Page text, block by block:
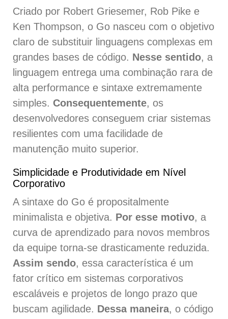
Criado por Robert Griesemer, Rob Pike e
Ken Thompson, o Go nasceu com o objetivo
claro de substituir linguagens complexas em
grandes bases de código. Nesse sentido, a
linguagem entrega uma combinação rara de
alta performance e sintaxe extremamente
simples. Consequentemente, os
desenvolvedores conseguem criar sistemas
resilientes com uma facilidade de
manutenção muito superior.
Simplicidade e Produtividade em Nível
Corporativo
A sintaxe do Go é propositalmente
minimalista e objetiva. Por esse motivo, a
curva de aprendizado para novos membros
da equipe torna-se drasticamente reduzida.
Assim sendo, essa característica é um
fator crítico em sistemas corporativos
escaláveis e projetos de longo prazo que
buscam agilidade. Dessa maneira, o código